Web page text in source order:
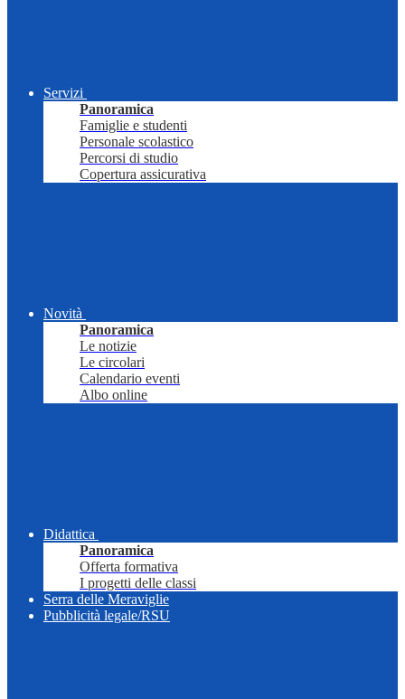
Servizi
Panoramica
Famiglie e studenti
Personale scolastico
Percorsi di studio
Copertura assicurativa
Novità
Panoramica
Le notizie
Le circolari
Calendario eventi
Albo online
Didattica
Panoramica
Offerta formativa
I progetti delle classi
Serra delle Meraviglie
Pubblicità legale/RSU